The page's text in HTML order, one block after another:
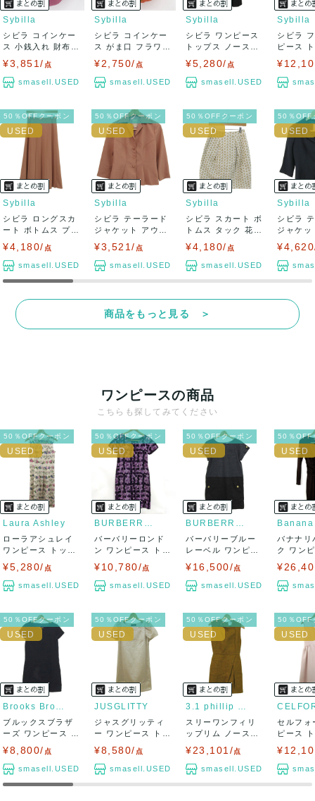
Sybilla
シビラ コインケー
ス 小銭入れ 財布
¥3,851/ 点
smasell.USED
Sybilla
シビラ コインケー
ス がま口 フラワー
¥2,750/ 点
smasell.USED
Sybilla
シビラ ワンピース
トップス ノースリ
¥5,280/ 点
smasell.USED
Sybilla
シビラ
ピース
50％OFFクーポン
Sybilla
シビラ ロングスカ
ート ボトムス プリ
¥4,180/ 点
smasell.USED
50％OFFクーポン
Sybilla
シビラ テーラード
ジャケット アウタ
¥3,521/ 点
smasell.USED
50％OFFクーポン
Sybilla
シビラ スカート ボ
トムス タック 花柄
¥4,180/ 点
smasell.USED
50％OFF
Sybilla
シビラ
ジャケッ
商品をもっと見る ＞
ワンピースの商品
こちらも探してみてください
50％OFFクーポン
Laura Ashley
ローラアシュレイ
ワンピース トップ
¥5,280/ 点
smasell.USED
50％OFFクーポン
BURBERRY LONDON
バーバリーロンド
ン ワンピース トッ
¥10,780/点
smasell.USED
50％OFFクーポン
BURBERRY BLUE LABEL
バーバリーブルー
レーベル ワンピー
¥16,500/点
smasell.USED
50％OFF
バナナリ
ク ワン
50％OFFクーポン
Brooks Brothers
ブルックスブラザ
ーズ ワンピース ト
¥8,800/ 点
smasell.USED
50％OFFクーポン
JUSGLITTY
ジャスグリッティ
ー ワンピース トッ
¥8,580/ 点
smasell.USED
50％OFFクーポン
3.1 phillip lim
スリーワンフィリ
ップリム ノースリ
¥23,101/点
smasell.USED
50％OFF
セルフォ
ピース